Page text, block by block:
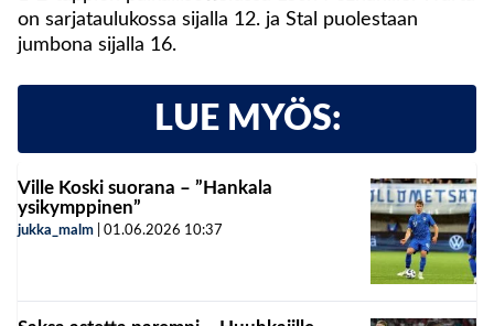
on sarjataulukossa sijalla 12. ja Stal puolestaan
jumbona sijalla 16.
LUE MYÖS:
Ville Koski suorana – ”Hankala
ysikymppinen”
jukka_malm 01.06.2026 10:37